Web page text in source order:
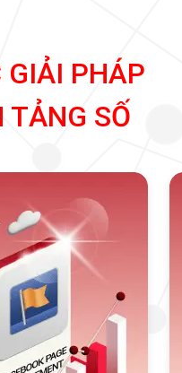
GIẢI PHÁP
TẢNG SỐ